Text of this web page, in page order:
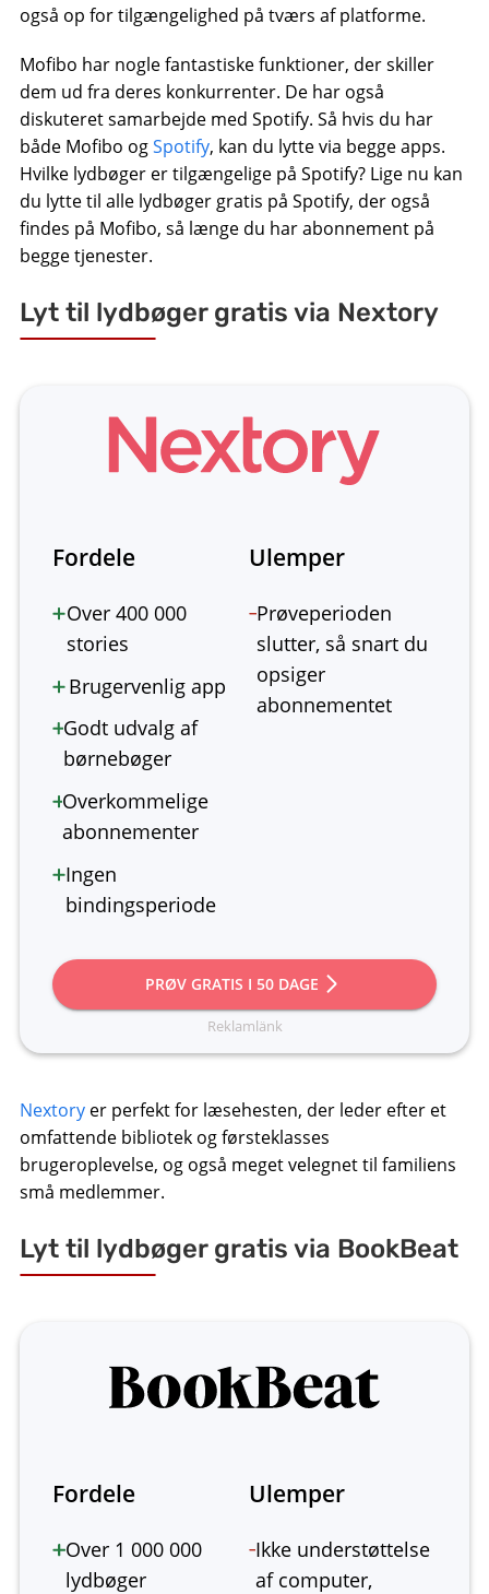
også op for tilgængelighed på tværs af platforme.
Mofibo har nogle fantastiske funktioner, der skiller
dem ud fra deres konkurrenter. De har også
diskuteret samarbejde med Spotify. Så hvis du har
både Mofibo ogSpotify, kan du lytte via begge apps.
Hvilke lydbøger er tilgængelige på Spotify? Lige nu kan
du lytte til alle lydbøger gratis på Spotify, der også
findes på Mofibo, så længe du har abonnement på
begge tjenester.
Lyt til lydbøger gratis via Nextory
Fordele
Over 400 000
stories
Brugervenlig app
Godt udvalg af
børnebøger
Overkommelige
abonnementer
Ingen
bindingsperiode
Ulemper
Prøveperioden
slutter, så snart du
opsiger
abonnementet
PRØV GRATIS I 50 DAGE
Nextoryer perfekt for læsehesten, der leder efter et
omfattende bibliotek og førsteklasses
brugeroplevelse, og også meget velegnet til familiens
små medlemmer.
Lyt til lydbøger gratis via BookBeat
Fordele
Over 1 000 000
lydbøger
Ulemper
Ikke understøttelse
af computer,